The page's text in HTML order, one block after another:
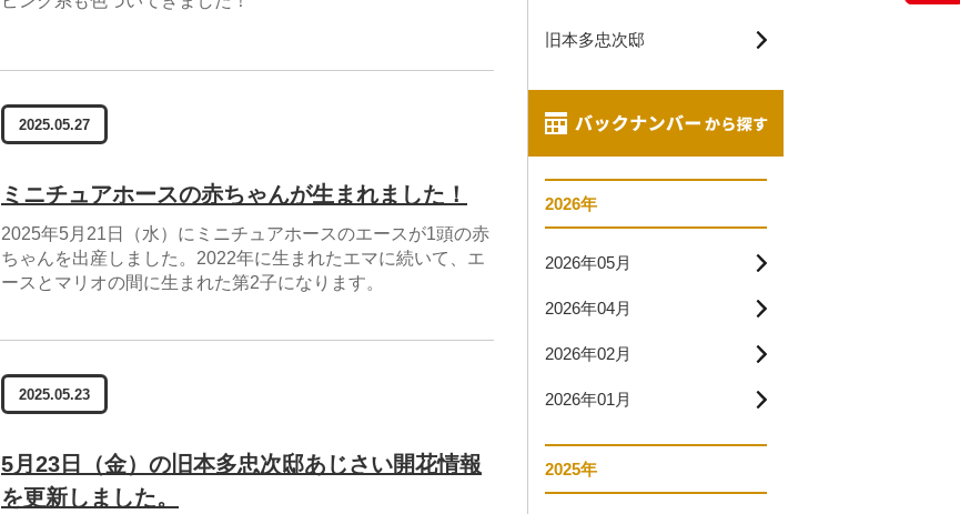
2025.05.27
ミニチュアホースの赤ちゃんが生まれました！
2025年5月21日（水）にミニチュアホースのエースが1頭の赤
ちゃんを出産しました。2022年に生まれたエマに続いて、エ
ースとマリオの間に生まれた第2子になります。
2025.05.23
5月23日（金）の旧本多忠次邸あじさい開花情報
を更新しました。
旧本多忠次邸
2026年
2026年05月
2026年04月
2026年02月
2026年01月
2025年